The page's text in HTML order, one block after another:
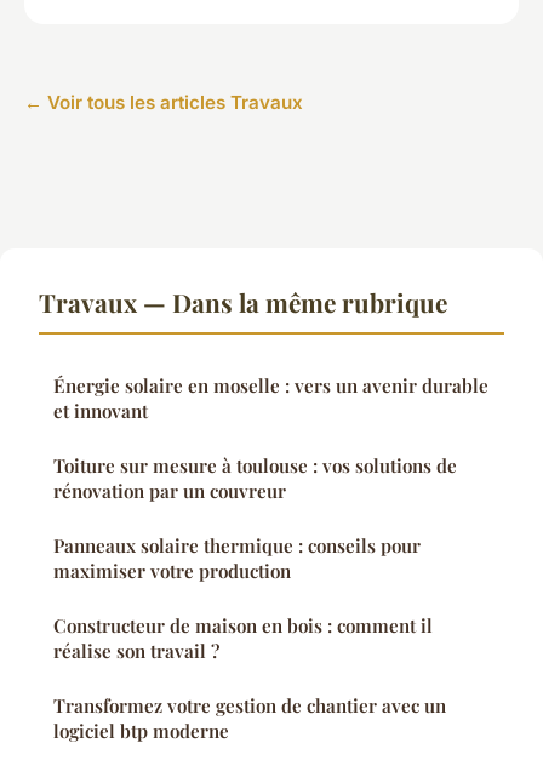
← Voir tous les articles Travaux
Travaux — Dans la même rubrique
Énergie solaire en moselle : vers un avenir durable
et innovant
Toiture sur mesure à toulouse : vos solutions de
rénovation par un couvreur
Panneaux solaire thermique : conseils pour
maximiser votre production
Constructeur de maison en bois : comment il
réalise son travail ?
Transformez votre gestion de chantier avec un
logiciel btp moderne